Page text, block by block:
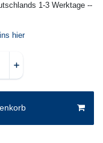
1-3 Werktage --
hier